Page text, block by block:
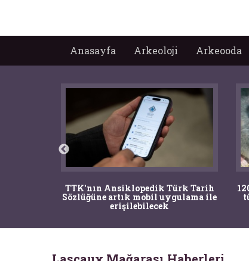
Anasayfa Arkeoloji Arkeooda
TTK'nın Ansiklopedik Türk Tarih
Sözlüğüne artık mobil uygulama ile
erişilebilecek